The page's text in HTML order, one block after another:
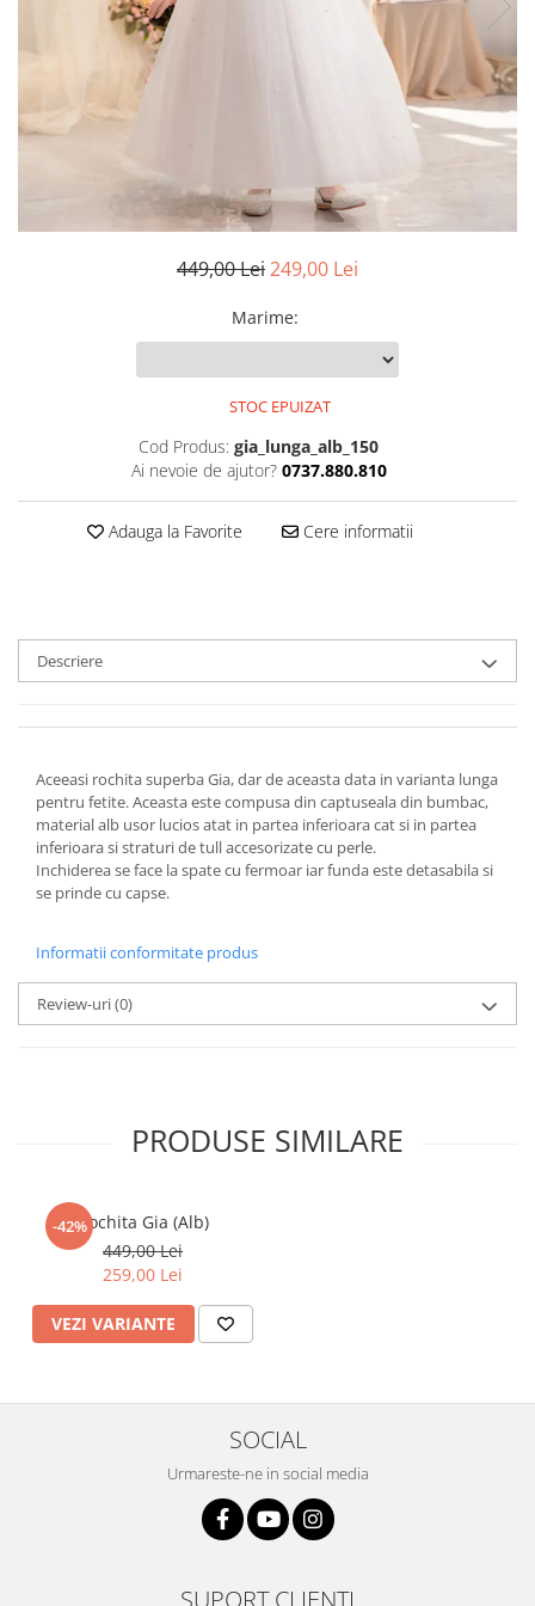
449,00 Lei249,00 Lei
Marime:
STOC EPUIZAT
Cod Produs: gia_lunga_alb_150
Ai nevoie de ajutor? 0737.880.810
Adauga la Favorite Cere informatii
Descriere
Aceeasi rochita superba Gia, dar de aceasta data in varianta lunga
pentru fetite. Aceasta este compusa din captuseala din bumbac,
material alb usor lucios atat in partea inferioara cat si in partea
inferioara si straturi de tull accesorizate cu perle.
Inchiderea se face la spate cu fermoar iar funda este detasabila si
se prinde cu capse.
Informatii conformitate produs
Review-uri(0)
PRODUSE SIMILARE
-42%Rochita Gia (Alb)
449,00 Lei
259,00 Lei
VEZI VARIANTE
SOCIAL
Urmareste-ne in social media
SUPORT CLIENTI